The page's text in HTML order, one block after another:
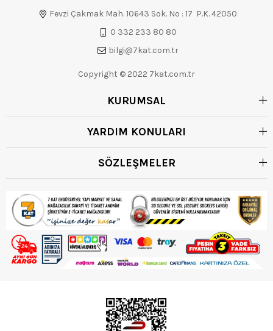
Fevzi Çakmak Mah. 10643 Sok. No : 17 P.K. 42050
0 332 233 80 80
bilgi@7kat.com.tr
Copyright © 2022 7kat.com.tr
KURUMSAL
YARDIM KONULARI
SÖZLEŞMELER